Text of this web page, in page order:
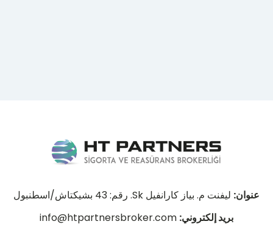
عنوان: ليفنت م. بياز كارانفيل Sk. رقم: 43 بشيكتاش/اسطنبول
بريد إلكتروني: info@htpartnersbroker.com